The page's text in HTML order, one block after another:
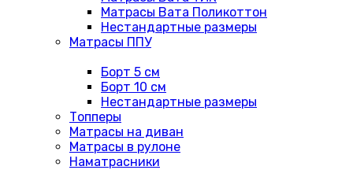
Матрасы Вата Поликоттон
Нестандартные размеры
Матрасы ППУ
Борт 5 см
Борт 10 см
Нестандартные размеры
Топперы
Матрасы на диван
Матрасы в рулоне
Наматрасники